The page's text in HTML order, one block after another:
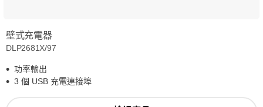
壁式充電器
DLP2681X/97
功率輸出
3 個 USB 充電連接埠